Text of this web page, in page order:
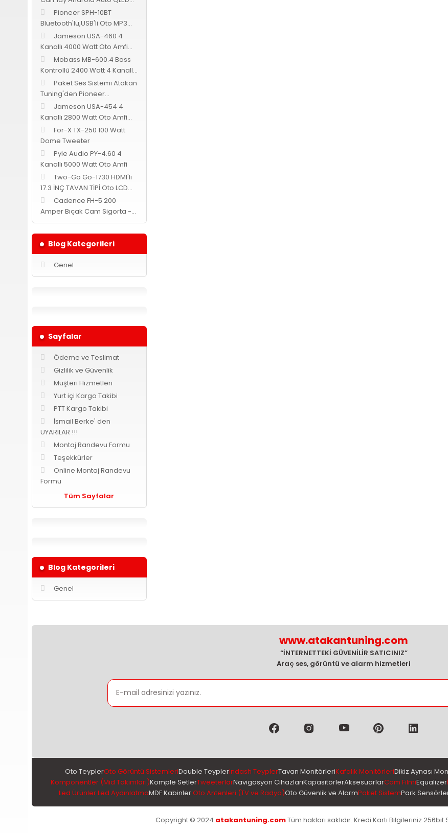
Multimedya Navix
Pioneer SPH-10BT
Bluetooth'lu,USB'li Oto MP3
TeypJameson USA-460 4
Kanallı 4000 Watt Oto Amfi
Bass Kontrollü
Mobass MB-600.4 Bass
Kontrollü 2400 Watt 4 Kanallı
Oto Amfi
Paket Ses Sistemi Atakan
Tuning'den Pioneer
Cadence Jameson
Jameson USA-454 4
Kanallı 2800 Watt Oto Amfi
Bass Kontrollü
For-X TX-250 100 Watt
Dome Tweeter
Pyle Audio PY-4.60 4
Kanallı 5000 Watt Oto Amfi
Two-Go Go-1730 HDMI'lı
17.3 İNÇ TAVAN TİPİ Oto LCD
MONİTÖR -Siyah-
Cadence FH-5 200
Amper Bıçak Cam Sigorta -
Yuvarlak-
Blog Kategorileri
Genel
Sayfalar
Ödeme ve Teslimat
Gizlilik ve Güvenlik
Müşteri Hizmetleri
Yurt içi Kargo Takibi
PTT Kargo Takibi
İsmail Berke' den
UYARILAR !!!
Montaj Randevu Formu
Teşekkürler
Online Montaj Randevu
Formu
Tüm Sayfalar
Blog Kategorileri
Genel
www.atakantuning.com
“İNTERNETTEKİ GÜVENİLİR SATICINIZ”
Araç ses, görüntü ve alarm hizmetleri
Oto TeyplerOto Görüntü SistemleriDouble TeyplerIndash TeyplerTavan MonitörleriKafalık MonitörleriDikiz Aynası
Komponentler (Mid Takımları)Komple SetlerTweeterlarNavigasyon CihazlarıKapasitörlerAksesuarlarCam FilmiEqualizer
Led Ürünler Led AydınlatmaMDF KabinlerOto Antenleri (TV ve Radyo)Oto Güvenlik ve AlarmPaket SistemPark
Copyright © 2024 atakantuning.comTüm hakları saklıdır. Kredi Kartı Bilgileriniz 256bit